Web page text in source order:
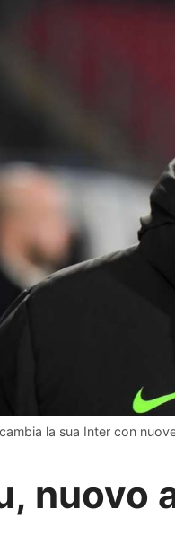
la sua Inter con
nuovo